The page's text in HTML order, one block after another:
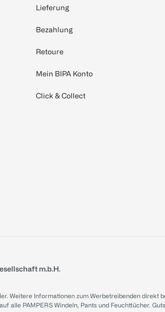
Lieferung
Bezahlung
Retoure
Mein BIPA Konto
Click & Collect
m.b.H.
Weitere Informationen zum Werbetreibenden direkt
alle PAMPERS Windeln, Pants und Feuchttücher.